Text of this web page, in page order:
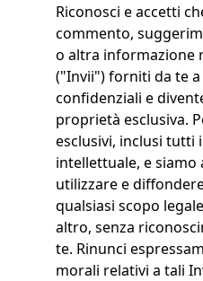
Riconosci e accetti
commento,
o altra informazione
("Invii") forniti da te
confidenziali e
proprietà esclusiva.
esclusivi, inclusi
intellettuale, e siamo
utilizzare e
qualsiasi scopo
altro, senza
te. Rinunci
morali relativi a tali